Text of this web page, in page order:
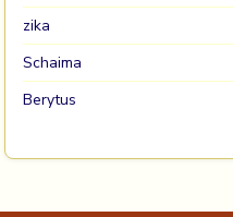
zika
Schaima
Berytus